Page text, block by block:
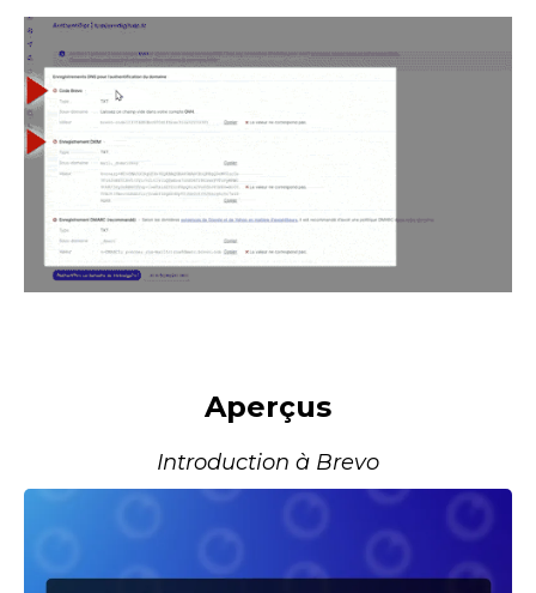
Aperçus
Introduction à Brevo